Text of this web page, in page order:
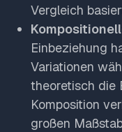
Vergleich
Einbeziehung
Variationen
theoretisch die
Komposition
großen